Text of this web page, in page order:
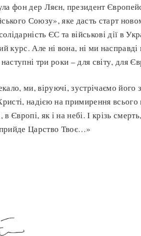
фон дер Ляєн, президент
Союзу», яке дасть старт
ЄС та військові дії в
курс. Але ні вона, ні ми
три роки – для світу, для
ми, віруючі, зустрічаємо
надією на примирення
Європі, як і на небі. І крізь
Царство Твоє…»